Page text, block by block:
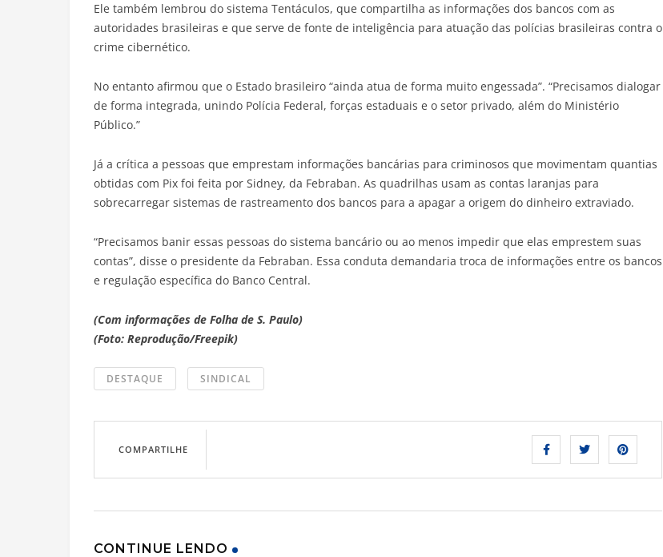
Ele também lembrou do sistema Tentáculos, que compartilha as informações dos bancos com as
autoridades brasileiras e que serve de fonte de inteligência para atuação das polícias brasileiras contra o
crime cibernético.
No entanto afirmou que o Estado brasileiro “ainda atua de forma muito engessada”. “Precisamos dialogar
de forma integrada, unindo Polícia Federal, forças estaduais e o setor privado, além do Ministério
Público.”
Já a crítica a pessoas que emprestam informações bancárias para criminosos que movimentam quantias
obtidas com Pix foi feita por Sidney, da Febraban. As quadrilhas usam as contas laranjas para
sobrecarregar sistemas de rastreamento dos bancos para a apagar a origem do dinheiro extraviado.
“Precisamos banir essas pessoas do sistema bancário ou ao menos impedir que elas emprestem suas
contas”, disse o presidente da Febraban. Essa conduta demandaria troca de informações entre os bancos
e regulação específica do Banco Central.
(Com informações de Folha de S. Paulo)
(Foto: Reprodução/Freepik)
DESTAQUE SINDICAL
COMPARTILHE
CONTINUE LENDO